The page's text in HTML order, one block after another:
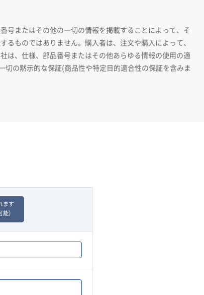
号またはその他の一切の情報を掲載することによって、そ
ものではありません。購入者は、注文や購入によって、
は、仕様、部品番号またはその他あらゆる情報の使用の適
の黙示的な保証(商品性や特定目的適合性の保証を含みま
ます
）